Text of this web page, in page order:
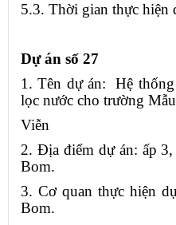
5.3. Thời gian thực hiện
Dự án số 27
1. Tên dự án: Hệ
lọc nước cho trường
Viễn
2. Địa điểm dự án: ấp
Bom.
3. Cơ quan thực hiện
Bom.